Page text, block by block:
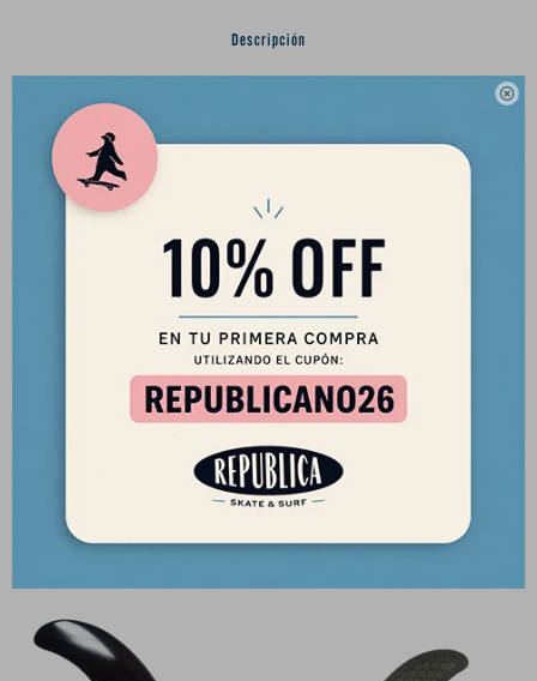

Descripción
Quilla para Longboard Freelife 7"
NYLON + FIBRA
Productos que te pueden interesar